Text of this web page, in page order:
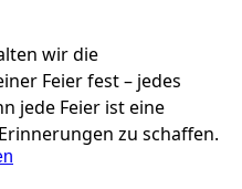
wir die
Feier fest – jedes
jede Feier ist eine
zu schaffen.